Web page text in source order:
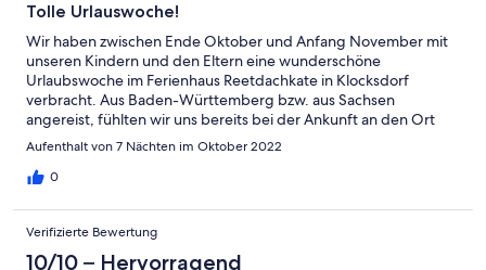
Tolle Urlauswoche!
Wir haben zwischen Ende Oktober und Anfang November mit
unseren Kindern und den Eltern eine wunderschöne
Urlaubswoche im Ferienhaus Reetdachkate in Klocksdorf
verbracht. Aus Baden-Württemberg bzw. aus Sachsen
angereist, fühlten wir uns bereits bei der Ankunft an den Ort
und in die Zeit eines alten mecklenburgischen Bauernhauses
Charme des Hauses mit dem Komfort eines modernen
Schlafräume ermöglichen es den Bewohnern, sowohl in der
geräumigen Wohnküche zusammen zu sitzen als auch sich bei
Bedarf zurückzuziehen. Der Küchenbereich ist mit altem
Aufenthalt von 7 Nächten im Oktober 2022
0
Verifizierte Bewertung
10/10 – Hervorragend